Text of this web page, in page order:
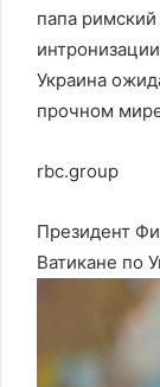
папа
Украина
прочном
rbc.group
Президент
Ватикане по